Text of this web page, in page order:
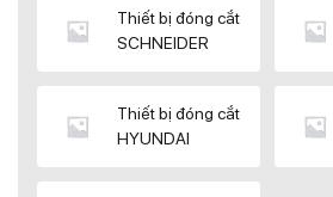
Thiết bị đóng cắt
SCHNEIDER
Thiết bị đóng cắt
HYUNDAI